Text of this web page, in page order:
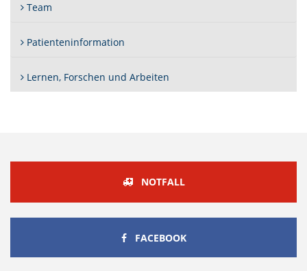
Team
Patienteninformation
Lernen, Forschen und Arbeiten
NOTFALL
FACEBOOKFACEBOOK